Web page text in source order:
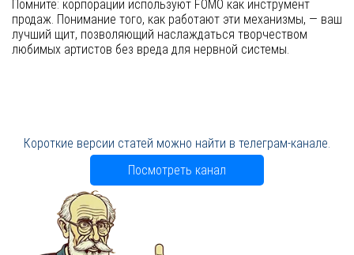
Помните: корпорации используют FOMO как инструмент
продаж. Понимание того, как работают эти механизмы, — ваш
лучший щит, позволяющий наслаждаться творчеством
любимых артистов без вреда для нервной системы.
Короткие версии статей можно найти в телеграм-канале.
Посмотреть канал